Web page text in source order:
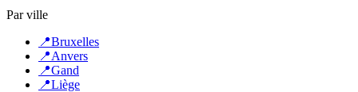
Par ville
📍Bruxelles
📍Anvers
📍Gand
📍Liège